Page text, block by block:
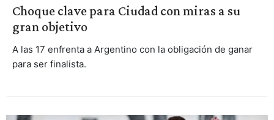
Choque clave para Ciudad con miras a su
gran objetivo
A las 17 enfrenta a Argentino con la obligación de ganar
para ser finalista.